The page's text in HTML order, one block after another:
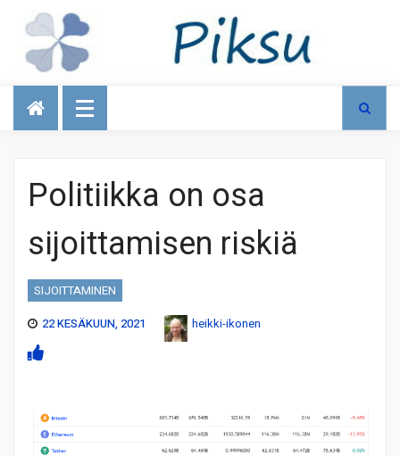
Talous
Politiikka on osa
sijoittamisen riskiä
SIJOITTAMINEN
22 KESÄKUUN, 2021
heikki-ikonen